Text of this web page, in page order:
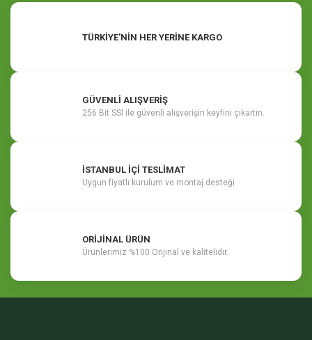
TÜRKİYE'NİN HER YERİNE KARGO
GÜVENLİ ALIŞVERİŞ
256 Bit SSl ile güvenli alışverişin keyfini çıkartın.
İSTANBUL İÇİ TESLİMAT
Uygun fiyatlı kurulum ve montaj desteği
ORİJİNAL ÜRÜN
Ürünlerimiz %100 Orijinal ve kalitelidir.